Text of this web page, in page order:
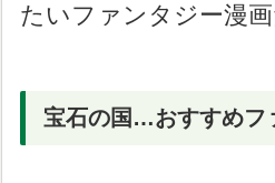
たいファンタジー漫画
宝石の国…おすすめフ